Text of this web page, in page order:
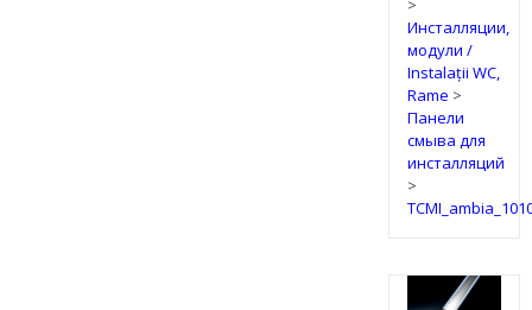
>
Инсталляции,
модули /
Instalații WC,
Rame >
Панели
смыва для
инсталляций
>